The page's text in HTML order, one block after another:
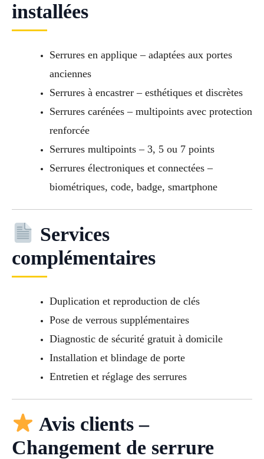
installées
Serrures en applique – adaptées aux portes
anciennes
Serrures à encastrer – esthétiques et discrètes
Serrures carénées – multipoints avec protection
renforcée
Serrures multipoints – 3, 5 ou 7 points
Serrures électroniques et connectées –
biométriques, code, badge, smartphone
Services
complémentaires
Duplication et reproduction de clés
Pose de verrous supplémentaires
Diagnostic de sécurité gratuit à domicile
Installation et blindage de porte
Entretien et réglage des serrures
Avis clients –
Changement de serrure